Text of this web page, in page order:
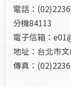
電話：
分機84113
電子信箱：
地址：台北市
傳真：